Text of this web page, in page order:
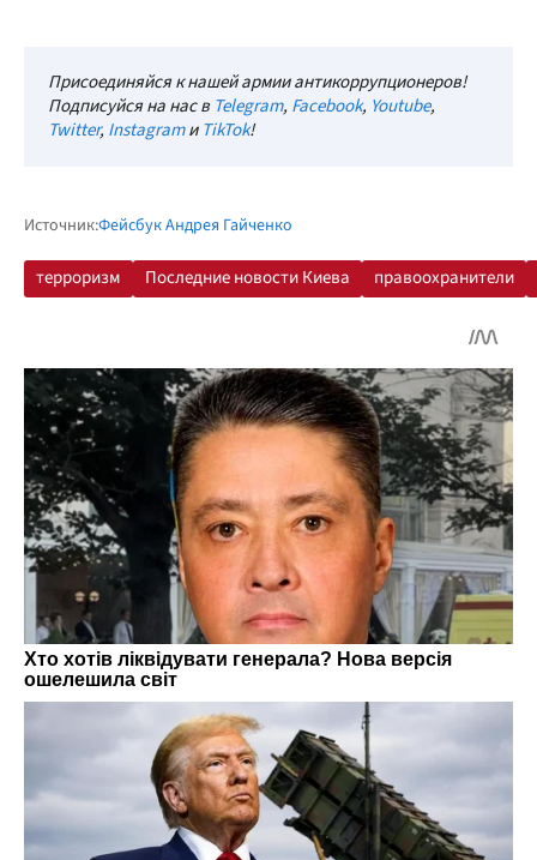
Присоединяйся к нашей армии антикоррупционеров!
Подписуйся на нас в Telegram, Facebook, Youtube,
Twitter, InstagramиTikTok!
Источник:Фейсбук Андрея Гайченко
терроризм Последние новости Киева правоохранители